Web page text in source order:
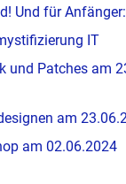
Und für
IT
und Patches am
am
am 02.06.2024